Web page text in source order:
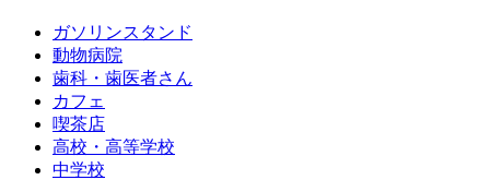
ガソリンスタンド
動物病院
歯科・歯医者さん
カフェ
喫茶店
高校・高等学校
中学校